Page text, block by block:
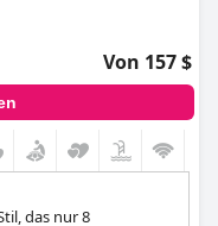
und professionelle
und die Nähe zum
Wahl für einen
Von 157 $
das nur 8